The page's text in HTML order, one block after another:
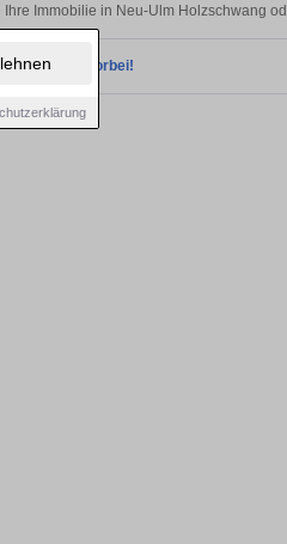
Immobilie in Neu-Ulm Holzschwang
bald wieder vorbei!